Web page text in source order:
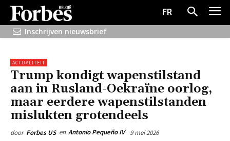
FR
Inschrijven nieuwsbrief
ACTUALITEIT
Trump kondigt wapenstilstand
aan in Rusland-Oekraïne oorlog,
maar eerdere wapenstilstanden
mislukten grotendeels
door Forbes US en Antonio Pequeño IV 9 mei 2026